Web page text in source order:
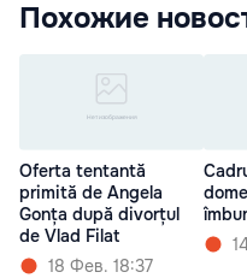
Похожие
Oferta tentantă
primită de Angela
Gonța după divorțul
de Vlad Filat
18 Фев. 18:37